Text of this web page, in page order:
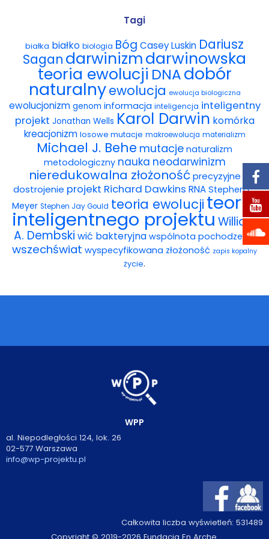
Wybór tekstów
Dla autorów
Darmowy ebook
Księgarnia
FAQ
Spis tekstów
Filmy
Konferencje, webinaria i debaty
Wywiady i wykłady
Podcasty
O książkach
FAQ
Kontakt
Tagi
białka białko biologia Bóg Casey Luskin Dariusz
Sagan darwinizmdarwinowska
teoria ewolucji DNAdobór
naturalnyewolucja ewolucja biologiczna
ewolucjonizm genom informacja inteligencja inteligentny
projekt Jonathan Wells Karol Darwin komórka
kreacjonizm losowe mutacje makroewolucja materializm
Michael J. Behe mutacje naturalizm
metodologiczny nauka neodarwinizm
nieredukowalna złożoność precyzyjne
dostrojenie projekt Richard Dawkins RNA Stephen C.
Meyer Stephen Jay Gould teoria ewolucji teoria
inteligentnego projektu William
A. Dembski wić bakteryjna wspólnota pochodzenia
wszechświat wyspecyfikowana złożoność zapis kopalny
życie.
WPP
al. Niepodległości 124, lok. 26
02-577 Warszawa
info@wp-projektu.pl
Całkowita liczba wyświetleń: 531489